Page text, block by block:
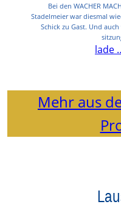
Bei den WACHER
Stadelmeier war diesmal
Schick zu Gast. Und
lade
Mehr aus